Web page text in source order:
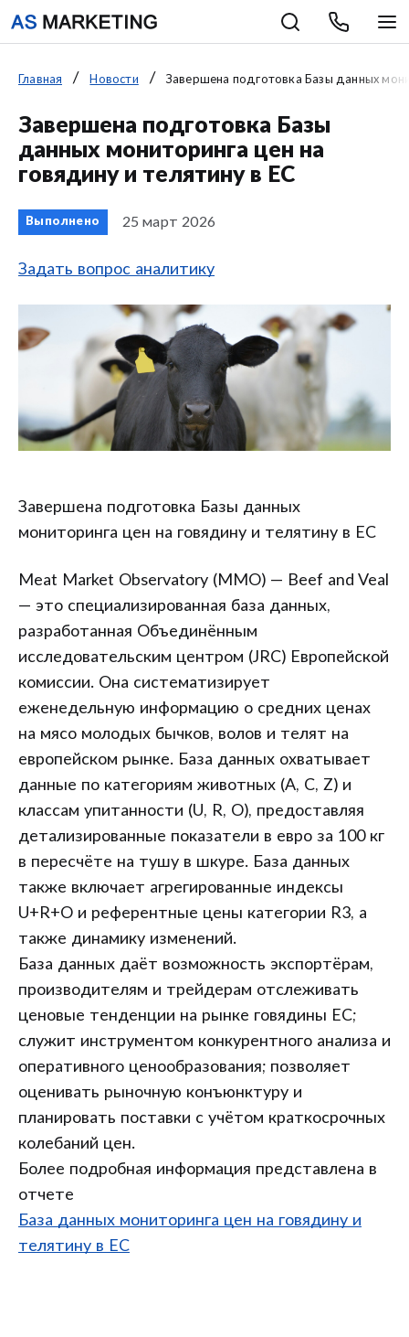
Главная Новости Завершена подготовка Базы данных
Завершена подготовка Базы
данных мониторинга цен на
говядину и телятину в ЕС
Выполнено 25 март 2026
Задать вопрос аналитику
Завершена подготовка Базы данных
мониторинга цен на говядину и телятину в ЕС
Meat Market Observatory (MMO) — Beef and Veal
— это специализированная база данных,
разработанная Объединённым
исследовательским центром (JRC) Европейской
комиссии. Она систематизирует
еженедельную информацию о средних ценах
на мясо молодых бычков, волов и телят на
европейском рынке. База данных охватывает
данные по категориям животных (A, C, Z) и
классам упитанности (U, R, O), предоставляя
детализированные показатели в евро за 100 кг
в пересчёте на тушу в шкуре. База данных
также включает агрегированные индексы
U+R+O и референтные цены категории R3, а
также динамику изменений.
База данных даёт возможность экспортёрам,
производителям и трейдерам отслеживать
ценовые тенденции на рынке говядины ЕС;
служит инструментом конкурентного анализа и
оперативного ценообразования; позволяет
оценивать рыночную конъюнктуру и
планировать поставки с учётом краткосрочных
колебаний цен.
Более подробная информация представлена в
отчете
База данных мониторинга цен на говядину и
телятину в ЕС